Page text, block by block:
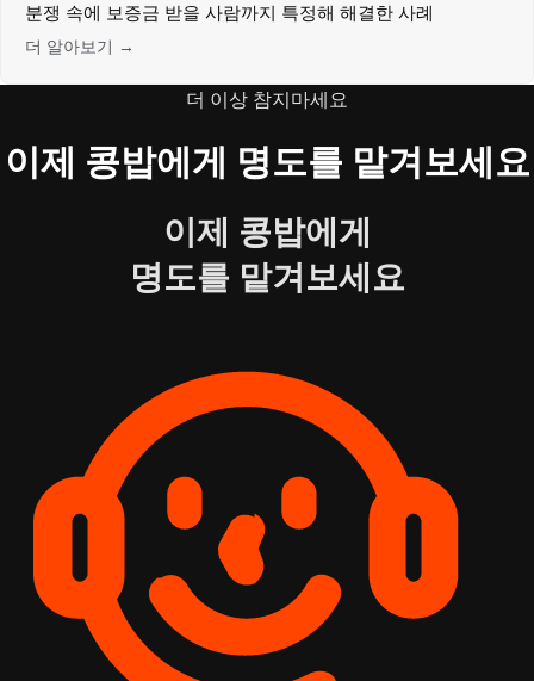
분쟁 속에 보증금 받을 사람까지 특정해 해결한 사례
더 알아보기 →
더 이상 참지마세요
이제 콩밥에게 명도를 맡겨보세요
이제 콩밥에게
명도를 맡겨보세요